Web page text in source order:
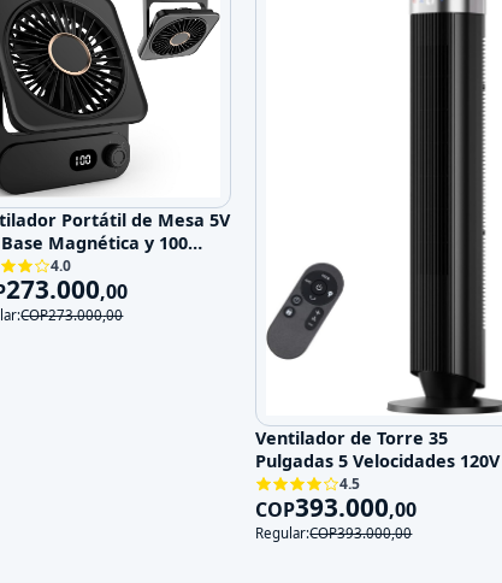
Portátil de Mesa 5V
Magnética y 100
4.0
273.000,00
COP273.000,00
Ventilador de Torre 35
Pulgadas 5 Velocidades 120V
4.5
COP393.000,00
Regular:COP393.000,00